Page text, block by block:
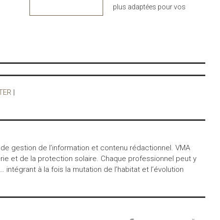
Griesser est disponible
tissus standards.
plus adaptées pour vos
gestion de l’information et contenu rédactionnel. VMA
et de la protection solaire. Chaque professionnel peut y
à la fois la mutation de l’habitat et l’évolution